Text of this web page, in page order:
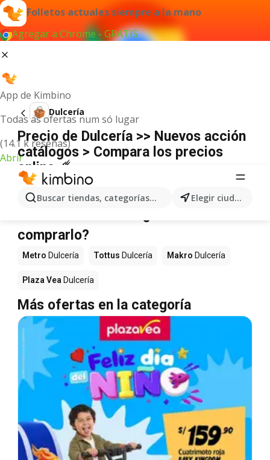
Folletos actuales siempre a la mano
Agregar a Chrome - GRATIS
App de Kimbino
Todas as ofertas num só lugar
(14.1 k reseñas)
Abrir
Buscar tiendas, categorías, productos... Elegir ciudad
Dulcería
Precio de Dulcería >> Nuevos acción
catálogos > Compara los precios
online ☄️
No hemos encontrado resultados para este
término.
comprarlo?
Metro Dulcería Tottus Dulcería Makro Dulcería
Plaza Vea Dulcería
Más ofertas en la categoría